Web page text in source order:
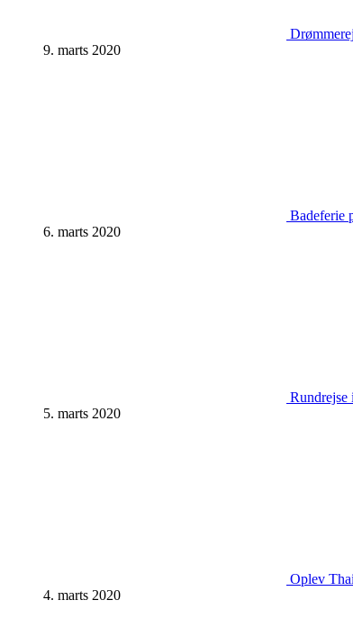
9. marts 2020
Badeferie
6. marts 2020
5. marts 2020
Oplev
4. marts 2020